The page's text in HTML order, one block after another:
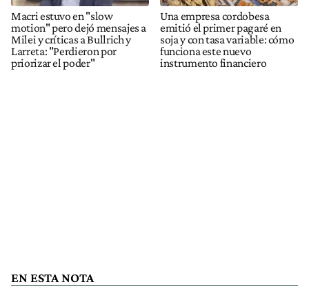
Macri estuvo en "slow
motion" pero dejó mensajes a
Milei y críticas a Bullrich y
Larreta: "Perdieron por
priorizar el poder"
Una empresa cordobesa
emitió el primer pagaré en
soja y con tasa variable: cómo
funciona este nuevo
instrumento financiero
EN ESTA NOTA